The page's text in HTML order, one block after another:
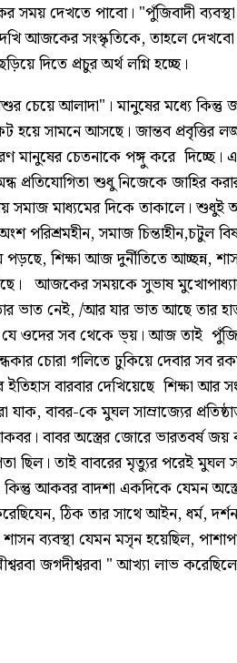
দেখতে পাবো। "পুঁজিবাদী
দেখি আজকের সংস্কৃতিকে, তাহলে
দিতে প্রচুর অর্থ লগ্নি হচ্ছে।
চেয়ে আলাদা"। মানুষের মধ্যে কিন্তু
সামনে আসছে। জান্তব প্রবৃত্তির
মানুষের চেতনাকে পঙ্গু করে দিচ্ছে।
প্রতিযোগিতা শুধু নিজেকে জাহির
সমাজ মাধ্যমের দিকে তাকালে। শুধুই
পরিশ্রমহীন, সমাজ চিন্তাহীন,চটুল
শিক্ষা আজ দুর্নীতিতে আচ্ছন্ন,
আজকের সময়কে সুভাষ
ভাত নেই, /আর যার ভাত আছে তার
ওদের সব থেকে ভ্য়। আজ তাই
চোরা গলিতে ঢুকিয়ে দেবার সব
বারবার দেখিয়েছে শিক্ষা আর
যাক, বাবর-কে মুঘল সাম্রাজ্যের
বাবর অস্ত্রের জোরে ভারতবর্ষ
ছিল। তাই বাবরের মৃত্যুর পরেই মুঘল
আকবর বাদশা একদিকে যেমন
ঠিক তার সাথে আইন, ধর্ম,
ব্যবস্থা যেমন মসৃন হয়েছিল,
জগদীশ্বরবা " আখ্যা লাভ